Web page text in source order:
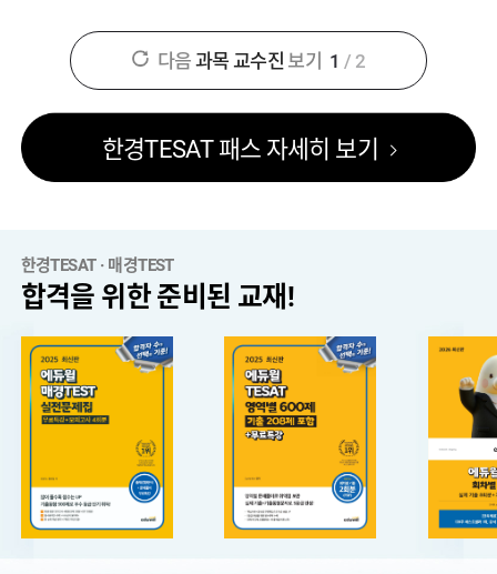
다음 과목 교수진 보기 1 / 2
한경TESAT 패스 자세히 보기
한경TESAT · 매경TEST
합격을 위한 준비된 교재!